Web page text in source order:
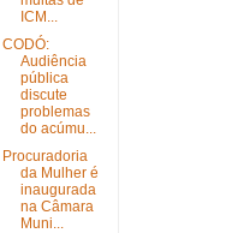
ICM...
CODÓ:
Audiência
pública
discute
problemas
do acúmu...
Procuradoria
da Mulher é
inaugurada
na Câmara
Muni...